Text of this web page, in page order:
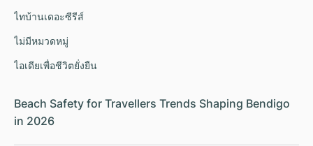
ไทบ้านเดอะซีรีส์
ไม่มีหมวดหมู่
ไอเดียเพื่อชีวิตยั่งยืน
Beach Safety for Travellers Trends Shaping Bendigo
in 2026